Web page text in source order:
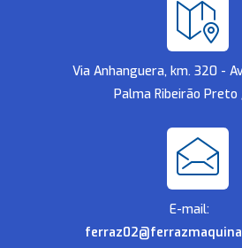
Via Anhanguera, km. 320 -
Palma Ribeirão Preto
E-mail: